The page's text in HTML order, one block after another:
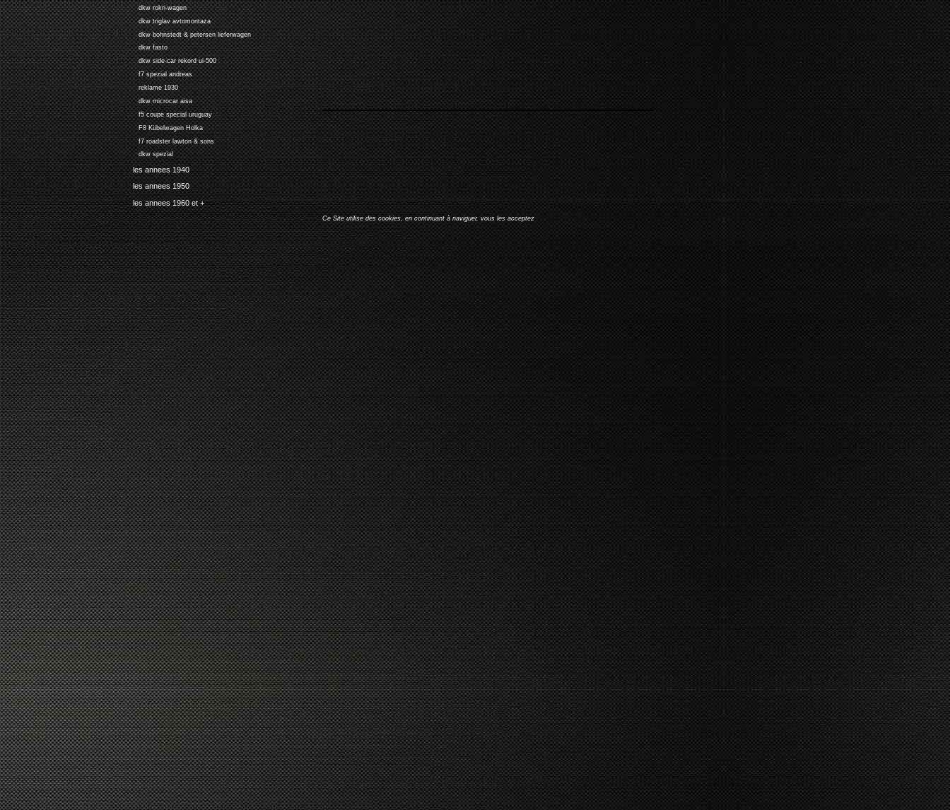
dkw rokri-wagen
dkw triglav avtomontaza
dkw bohnstedt & petersen lieferwagen
dkw fasto
dkw side-car rekord ui-500
f7 spezial andreas
reklame 1930
dkw microcar aisa
f5 coupe special uruguay
F8 Kübelwagen Holka
f7 roadster lawton & sons
dkw spezial
les annees 1940
les annees 1950
les annees 1960 et +
Ce Site utilise des cookies, en continuant à naviguer, vous les acceptez